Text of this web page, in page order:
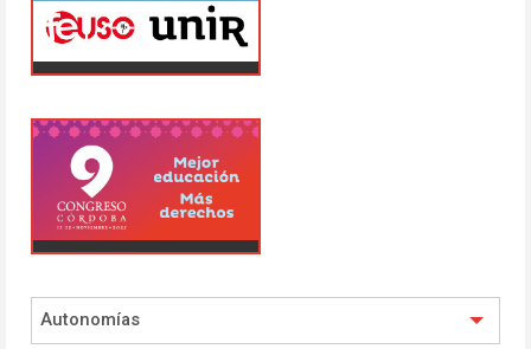
Autonomías